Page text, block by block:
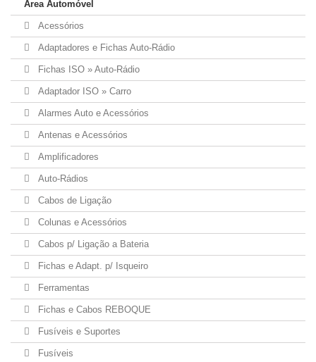
Área Automóvel
Acessórios
Adaptadores e Fichas Auto-Rádio
Fichas ISO » Auto-Rádio
Adaptador ISO » Carro
Alarmes Auto e Acessórios
Antenas e Acessórios
Amplificadores
Auto-Rádios
Cabos de Ligação
Colunas e Acessórios
Cabos p/ Ligação a Bateria
Fichas e Adapt. p/ Isqueiro
Ferramentas
Fichas e Cabos REBOQUE
Fusíveis e Suportes
Fusíveis